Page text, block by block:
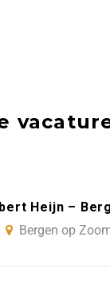
Heijn –
Bergen op